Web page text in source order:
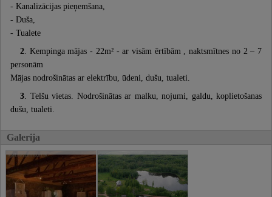
- Kanalizācijas pieņemšana,
- Duša,
- Tualete
2 . Kempinga mājas - 22m² - ar visām ērtībām , naktsmītnes no 2 – 7
personām
Mājas nodrošinātas ar elektrību, ūdeni, dušu, tualeti.
3 . Telšu vietas. Nodrošinātas ar malku, nojumi, galdu, koplietošanas
dušu, tualeti.
Galerija